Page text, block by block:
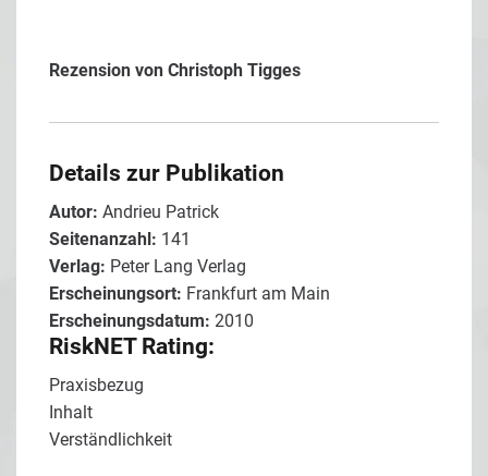
Rezension von Christoph Tigges
Details zur Publikation
Autor: Andrieu Patrick
Seitenanzahl: 141
Verlag: Peter Lang Verlag
Erscheinungsort: Frankfurt am Main
Erscheinungsdatum: 2010
RiskNET Rating:
Praxisbezug
Inhalt
Verständlichkeit